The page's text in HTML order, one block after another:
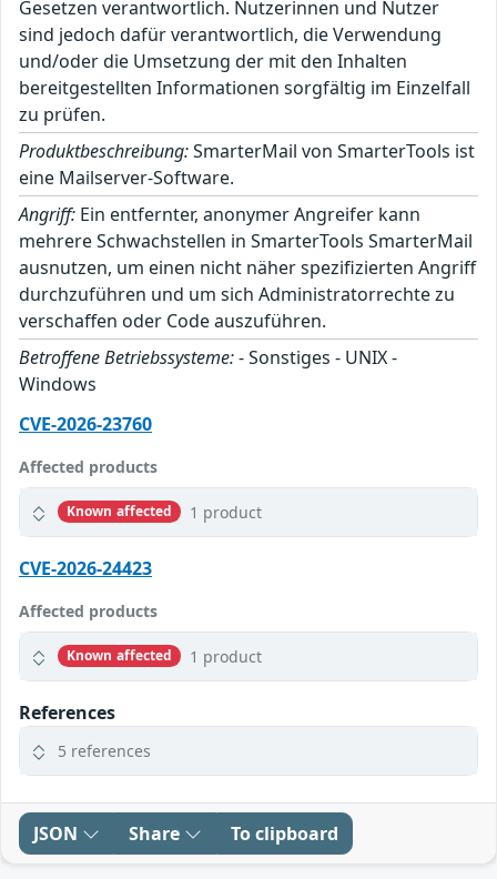
Gesetzen verantwortlich. Nutzerinnen und Nutzer
sind jedoch dafür verantwortlich, die Verwendung
und/oder die Umsetzung der mit den Inhalten
bereitgestellten Informationen sorgfältig im Einzelfall
zu prüfen.
Produktbeschreibung:SmarterMail von SmarterTools ist
eine Mailserver-Software.
Angriff: Ein entfernter, anonymer Angreifer kann
mehrere Schwachstellen in SmarterTools SmarterMail
ausnutzen, um einen nicht näher spezifizierten Angriff
durchzuführen und um sich Administratorrechte zu
verschaffen oder Code auszuführen.
Betroffene Betriebssysteme:- Sonstiges - UNIX -
Windows
CVE-2026-23760
Affected products
Known affected 1 product
CVE-2026-24423
Affected products
Known affected 1 product
References
5 references
JSON Share To clipboard